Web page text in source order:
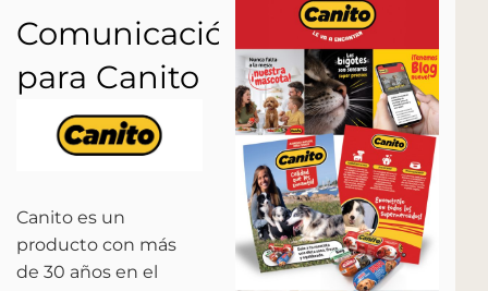
Comunicación
para Canito
Canito es un
producto con más
de 30 años en el